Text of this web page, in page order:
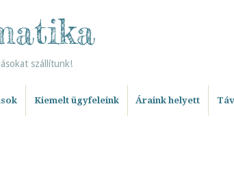
szállítunk!
Kiemelt ügyfeleink Áraink helyett